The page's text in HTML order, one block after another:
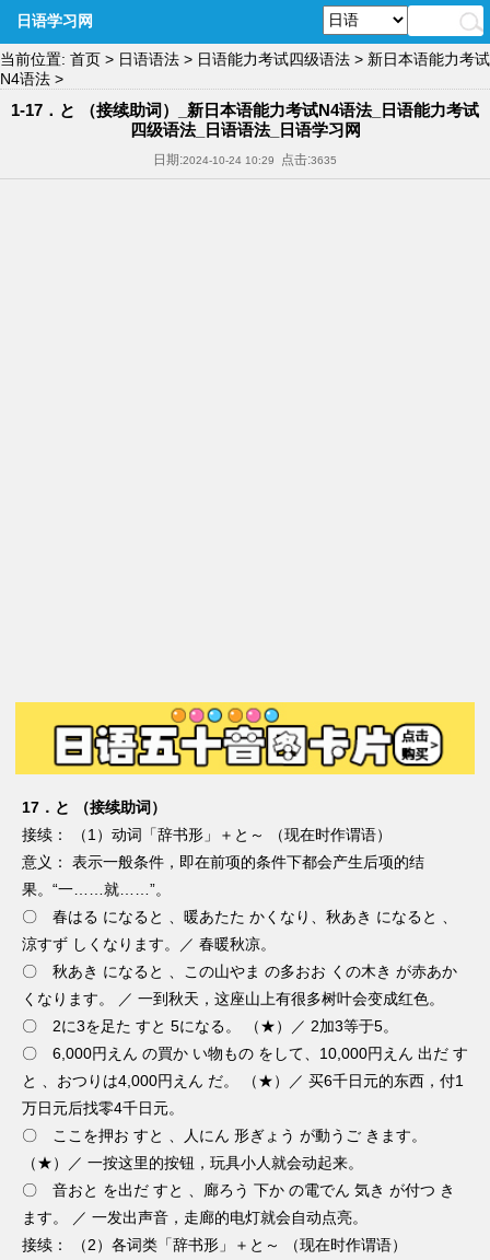
日语学习网
当前位置: 首页 > 日语语法 > 日语能力考试四级语法 > 新日本语能力考试
N4语法 >
1-17．と （接续助词）_新日本语能力考试N4语法_日语能力考试
四级语法_日语语法_日语学习网
日期:2024-10-24 10:29 点击:3635
17．と （接续助词）
接续： （1）动词「辞书形」＋と～ （现在时作谓语）
意义： 表示一般条件，即在前项的条件下都会产生后项的结
果。“一……就……”。
〇 春はる になると 、暖あたた かくなり、秋あき になると 、
涼すず しくなります。／ 春暖秋凉。
〇 秋あき になると 、この山やま の多おお くの木き が赤あか
くなります。 ／ 一到秋天，这座山上有很多树叶会变成红色。
〇 2に3を足た すと 5になる。 （★）／ 2加3等于5。
〇 6,000円えん の買か い物もの をして、10,000円えん 出だ す
と 、おつりは4,000円えん だ。 （★）／ 买6千日元的东西，付1
万日元后找零4千日元。
〇 ここを押お すと 、人にん 形ぎょう が動うご きます。
（★）／ 一按这里的按钮，玩具小人就会动起来。
〇 音おと を出だ すと 、廊ろう 下か の電でん 気き が付つ き
ます。 ／ 一发出声音，走廊的电灯就会自动点亮。
接续： （2）各词类「辞书形」＋と～ （现在时作谓语）